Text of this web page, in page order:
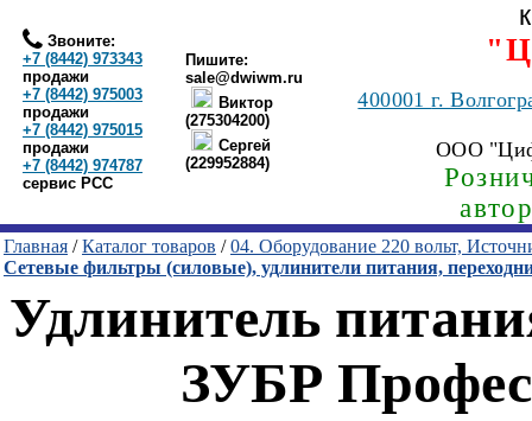
Звоните:
+7 (8442) 973343
продажи
+7 (8442) 975003
продажи
+7 (8442) 975015
продажи
+7 (8442) 974787
сервис РСС
Пишите:
sale@dwiwm.ru
Виктор
(275304200)
Сергей
(229952884)
400001г.
ООО
Главная /Каталог товаров /04. Оборудование 220 вольт,
Сетевые фильтры (силовые), удлинители питания,
Удлинитель
ЗУБР